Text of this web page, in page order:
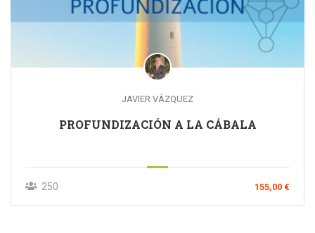
JAVIER VÁZQUEZ
PROFUNDIZACIÓN A LA CÁBALA
250 155,00 €